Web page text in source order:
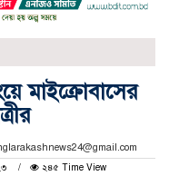
মাইক্রোবাসের
২৪৫ Time View